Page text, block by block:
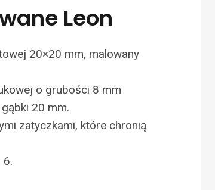
Leon
20×20 mm, malowany
o grubości 8 mm
20 mm.
zatyczkami, które chronią
6.